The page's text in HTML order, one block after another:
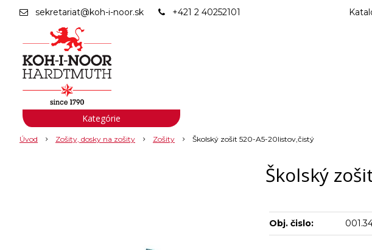
sekretariat@koh-i-noor.sk +421 2 40252101
Úvod Zošity, dosky na zošity Zošity Školský zošit 520-A5-20listov,čistý
Školský
Obj. čislo:
Kategórie